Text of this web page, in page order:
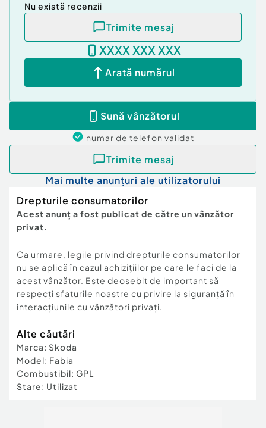
Nu există recenzii
Trimite mesaj
XXXX XXX XXX
Arată numărul
Sună vânzătorul
numar de telefon validat
Trimite mesaj
Mai multe anunțuri ale utilizatorului
Drepturile consumatorilor
Acest anunț a fost publicat de către un vânzător
privat.
Ca urmare, legile privind drepturile consumatorilor
nu se aplică în cazul achizițiilor pe care le faci de la
acest vânzător. Este deosebit de important să
respecți sfaturile noastre cu privire la siguranță în
interacțiunile cu vânzători privați.
Alte căutări
Marca: Skoda
Model: Fabia
Combustibil: GPL
Stare: Utilizat